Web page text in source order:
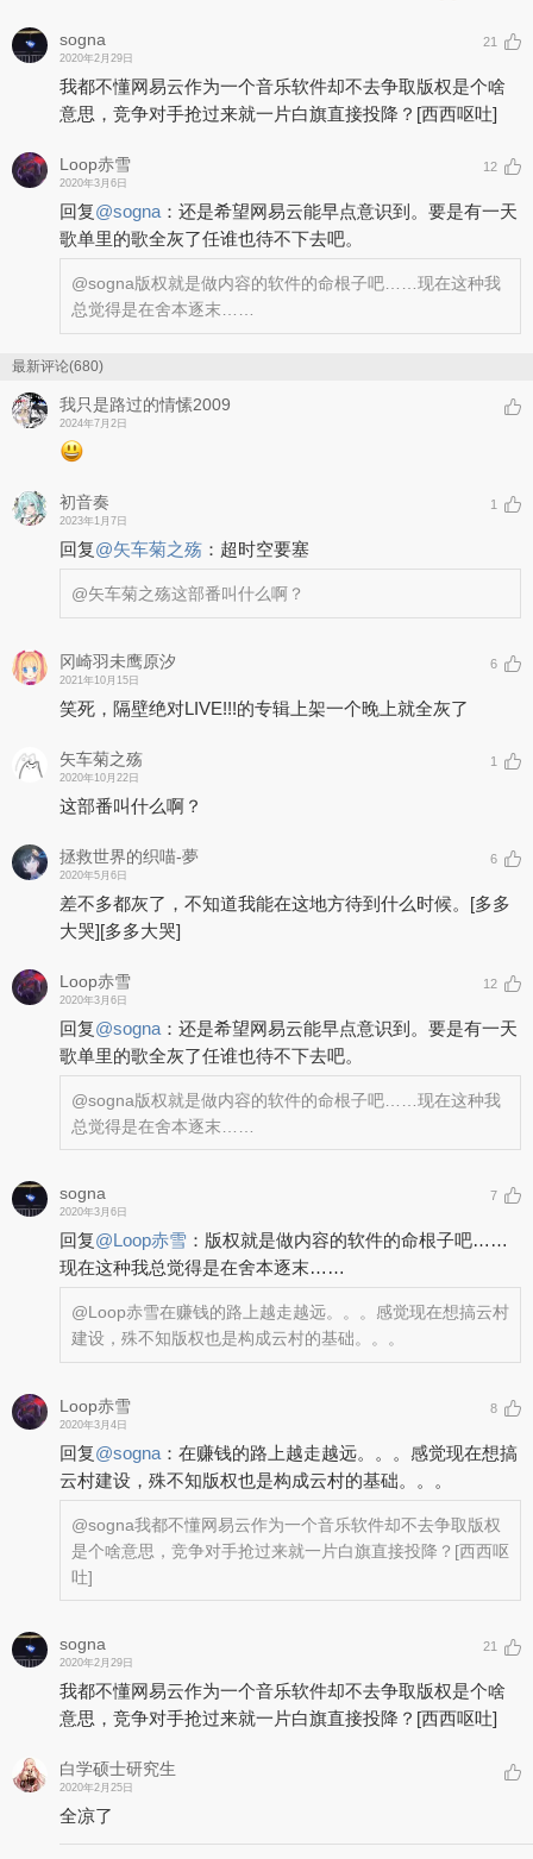
sogna
2020年2月29日
21
我都不懂网易云作为一个音乐软件却不去争取版权是个啥
意思，竞争对手抢过来就一片白旗直接投降？ [西西呕吐]
Loop赤雪
2020年3月6日
12
回复@sogna ： 还是希望网易云能早点意识到。要是有一天
歌单里的歌全灰了任谁也待不下去吧。
@sogna版权就是做内容的软件的命根子吧……现在这种我
总觉得是在舍本逐末……
最新评论(680)
我只是路过的情愫2009
2024年7月2日
初音奏
2023年1月7日
1
回复@矢车菊之殇 ： 超时空要塞
@矢车菊之殇这部番叫什么啊？
冈崎羽未鹰原汐
2021年10月15日
6
笑死，隔壁绝对LIVE!!!的专辑上架一个晚上就全灰了
矢车菊之殇
2020年10月22日
1
这部番叫什么啊？
拯救世界的织喵-夢
2020年5月6日
6
差不多都灰了，不知道我能在这地方待到什么时候。 [多多
大哭][多多大哭]
Loop赤雪
2020年3月6日
12
回复@sogna ： 还是希望网易云能早点意识到。要是有一天
歌单里的歌全灰了任谁也待不下去吧。
@sogna版权就是做内容的软件的命根子吧……现在这种我
总觉得是在舍本逐末……
sogna
2020年3月6日
7
回复@Loop赤雪 ： 版权就是做内容的软件的命根子吧……
现在这种我总觉得是在舍本逐末……
@Loop赤雪在赚钱的路上越走越远。。。感觉现在想搞云村
建设，殊不知版权也是构成云村的基础。。。
Loop赤雪
2020年3月4日
8
回复@sogna ： 在赚钱的路上越走越远。。。感觉现在想搞
云村建设，殊不知版权也是构成云村的基础。。。
@sogna我都不懂网易云作为一个音乐软件却不去争取版权
是个啥意思，竞争对手抢过来就一片白旗直接投降？ [西西呕
吐]
sogna
2020年2月29日
21
我都不懂网易云作为一个音乐软件却不去争取版权是个啥
意思，竞争对手抢过来就一片白旗直接投降？ [西西呕吐]
白学硕士研究生
2020年2月25日
全凉了